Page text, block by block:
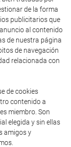
de la forma
publicitarios que
al contenido
de nuestra página
de navegación
relacionada con
de cookies
contenido a
miembro. Son
elegida y sin ellas
amigos y